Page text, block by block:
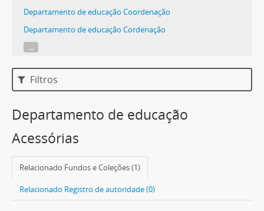
Departamento de educação Coordenação
Departamento de educação Cordenação
...
Filtros
Departamento de educação
Acessórias
Relacionado Fundos e Coleções (1)
Relacionado Registro de autoridade (0)